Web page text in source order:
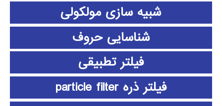
شبیه سازی مولکولی
شناسایی حروف
فیلتر تطبیقی
فیلتر ذره particle filter